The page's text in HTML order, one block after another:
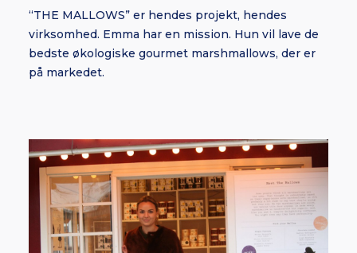
“THE MALLOWS” er hendes projekt, hendes
virksomhed. Emma har en mission. Hun vil lave de
bedste økologiske gourmet marshmallows, der er
på markedet.